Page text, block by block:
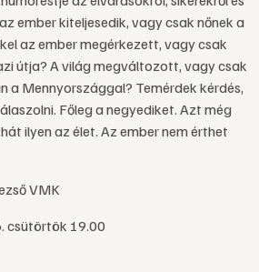
ember kiteljesedik, vagy csak nőnek a
az ember megérkezett, vagy csak
útja? A világ megváltozott, vagy csak
a Mennyországgal? Temérdek kérdés,
Főleg a negyediket. Azt még
ilyen az élet. Az ember nem érthet
VMK
csütörtök 19.00